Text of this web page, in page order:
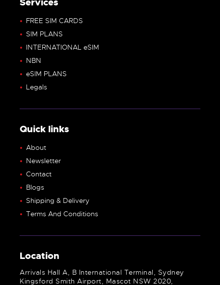
Services
FREE SIM CARDS
SIM PLANS
INTERNATIONAL eSIM
NBN
eSIM PLANS
Legals
Quick links
About
Newsletter
Contact
Blogs
Shipping & Delivery
Terms And Conditions
Location
Arrivals Hall A, B International Terminal, Sydney
Kingsford Smith Airport, Mascot NSW 2020,